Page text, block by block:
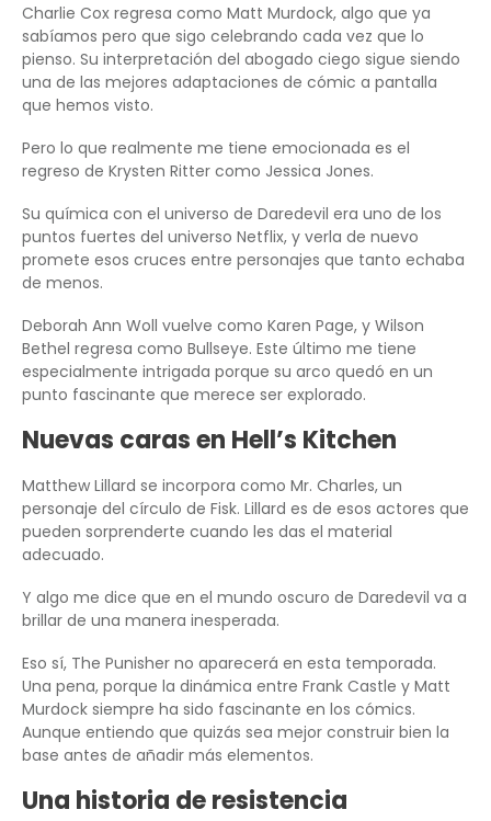
Charlie Cox regresa como Matt Murdock, algo que ya
sabíamos pero que sigo celebrando cada vez que lo
pienso. Su interpretación del abogado ciego sigue siendo
una de las mejores adaptaciones de cómic a pantalla
que hemos visto.
Pero lo que realmente me tiene emocionada es el
regreso de Krysten Ritter como Jessica Jones.
Su química con el universo de Daredevil era uno de los
puntos fuertes del universo Netflix, y verla de nuevo
promete esos cruces entre personajes que tanto echaba
de menos.
Deborah Ann Woll vuelve como Karen Page, y Wilson
Bethel regresa como Bullseye. Este último me tiene
especialmente intrigada porque su arco quedó en un
punto fascinante que merece ser explorado.
Nuevas caras en Hell’s Kitchen
Matthew Lillard se incorpora como Mr. Charles, un
personaje del círculo de Fisk. Lillard es de esos actores que
pueden sorprenderte cuando les das el material
adecuado.
Y algo me dice que en el mundo oscuro de Daredevil va a
brillar de una manera inesperada.
Eso sí, The Punisher no aparecerá en esta temporada.
Una pena, porque la dinámica entre Frank Castle y Matt
Murdock siempre ha sido fascinante en los cómics.
Aunque entiendo que quizás sea mejor construir bien la
base antes de añadir más elementos.
Una historia de resistencia